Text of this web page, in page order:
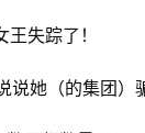
失踪了！
说她（的集团）